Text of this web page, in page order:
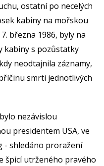
ostatní po necelých
kabiny na mořskou
března 1986, byly na
kabiny s pozůstatky
neodtajnila záznamy,
smrti jednotlivých
nezávislou
presidentem USA, ve
- shledáno proražení
špicí utrženého pravého